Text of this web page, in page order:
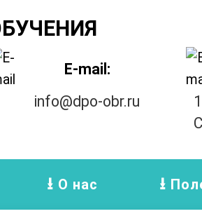
E-mail:
info@dpo-obr.ru
О нас